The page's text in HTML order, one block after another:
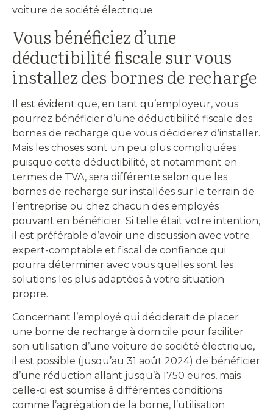
voiture de société électrique.
Vous bénéficiez d’une
déductibilité fiscale sur vous
installez des bornes de recharge
Il est évident que, en tant qu’employeur, vous
pourrez bénéficier d’une déductibilité fiscale des
bornes de recharge que vous déciderez d’installer.
Mais les choses sont un peu plus compliquées
puisque cette déductibilité, et notamment en
termes de TVA, sera différente selon que les
bornes de recharge sur installées sur le terrain de
l’entreprise ou chez chacun des employés
pouvant en bénéficier. Si telle était votre intention,
il est préférable d’avoir une discussion avec votre
expert-comptable et fiscal de confiance qui
pourra déterminer avec vous quelles sont les
solutions les plus adaptées à votre situation
propre.
Concernant l’employé qui déciderait de placer
une borne de recharge à domicile pour faciliter
son utilisation d’une voiture de société électrique,
il est possible (jusqu’au 31 août 2024) de bénéficier
d’une réduction allant jusqu’à 1750 euros, mais
celle-ci est soumise à différentes conditions
comme l’agrégation de la borne, l’utilisation